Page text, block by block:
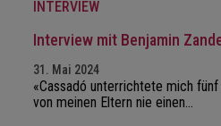
INTERVIEW
Interview mit Benjamin
31. Mai 2024
«Cassadó unterrichtete mich
von meinen Eltern nie einen…